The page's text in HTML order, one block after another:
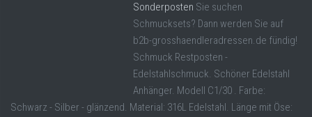
Sonderposten Sie suchen
Schmucksets? Dann werden Sie auf
b2b-grosshaendleradressen.de fündig!
Schmuck Restposten -
Edelstahlschmuck. Schöner Edelstahl
Anhänger. Modell C1/30 . Farbe:
Schwarz - Silber - glänzend. Material: 316L Edelstahl. Länge mit Öse: